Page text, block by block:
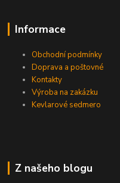
Informace
Obchodní podmínky
Doprava a poštovné
Kontakty
Výroba na zakázku
Kevlarové sedmero
Z našeho blogu